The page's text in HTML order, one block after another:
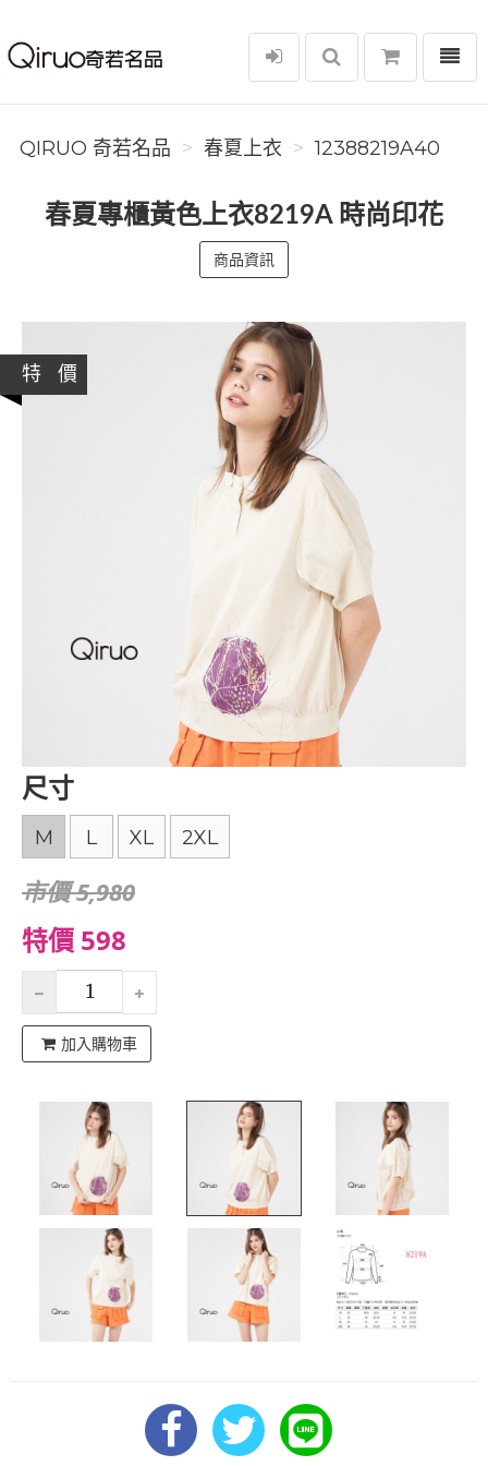
Qiruo 奇若名品
選單
QIRUO 奇若名品 春夏上衣 12388219A40
春夏專櫃黃色上衣8219A 時尚印花
商品資訊
特 價
尺寸
M L XL 2XL
市價 5,980
特價 598
加入購物車